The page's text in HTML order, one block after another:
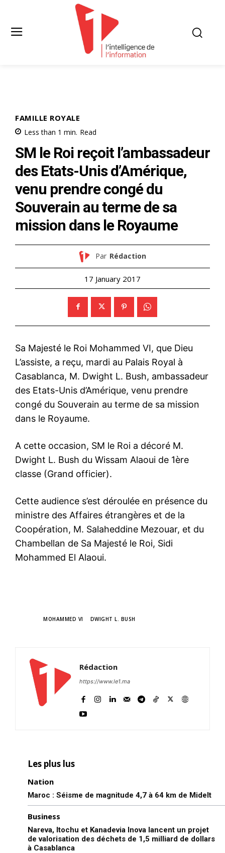
FAMILLE ROYALE
Less than 1 min. Read
SM le Roi reçoit l’ambassadeur
des Etats-Unis d’Amérique,
venu prendre congé du
Souverain au terme de sa
mission dans le Royaume
Par Rédaction
17 January 2017
Sa Majesté le Roi Mohammed VI, que Dieu
L’assiste, a reçu, mardi au Palais Royal à
Casablanca, M. Dwight L. Bush, ambassadeur
des Etats-Unis d’Amérique, venu prendre
congé du Souverain au terme de sa mission
dans le Royaume.
A cette occasion, SM le Roi a décoré M.
Dwight L. Bush du Wissam Alaoui de 1ère
classe (Grand officier).
Cette audience s’est déroulée en présence du
ministre des Affaires étrangères et de la
Coopération, M. Salaheddine Mezouar, et du
Chambellan de Sa Majesté le Roi, Sidi
Mohammed El Alaoui.
MOHAMMED VI DWIGHT L. BUSH
Rédaction
https://www.le1.ma
Les plus lus
Nation
Maroc : Séisme de magnitude 4,7 à 64 km de Midelt
Business
Nareva, Itochu et Kanadevia Inova lancent un projet
de valorisation des déchets de 1,5 milliard de dollars
à Casablanca